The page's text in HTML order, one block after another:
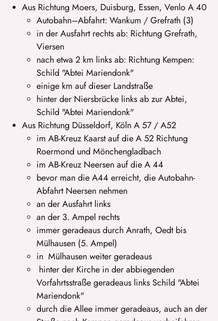
Aus Richtung Moers, Duisburg, Essen, Venlo A 40
Autobahn–Abfahrt: Wankum / Grefrath (3)
in der Ausfahrt rechts ab: Richtung Grefrath,
Viersen
nach etwa 2 km links ab: Richtung Kempen:
Schild "Abtei Mariendonk"
einige km auf dieser Landstraße
hinter der Niersbrücke links ab zur Abtei,
Schild "Abtei Mariendonk"
Aus Richtung Düsseldorf, Köln A 57 / A52
im AB-Kreuz Kaarst auf die A 52 Richtung
Roermond und Mönchengladbach
im AB-Kreuz Neersen auf die A 44
bevor man die A44 erreicht, die Autobahn-
Abfahrt Neersen nehmen
an der Ausfahrt links
an der 3. Ampel rechts
immer geradeaus durch Anrath, Oedt bis
Mülhausen (5. Ampel)
in Mülhausen weiter geradeaus
hinter der Kirche in der abbiegenden
Vorfahrtsstraße geradeaus links Schild "Abtei
Mariendonk"
durch die Allee immer geradeaus, auch an der